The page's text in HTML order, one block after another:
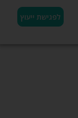
לפגישת ייעוץ